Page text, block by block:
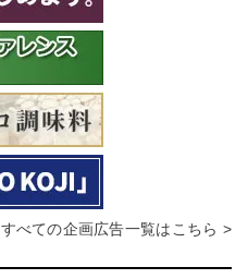
すべての企画広告一覧はこちら >